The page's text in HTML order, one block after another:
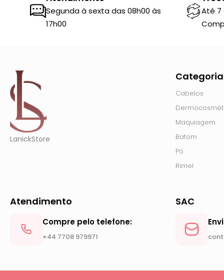
Segunda à sexta das 08h00 às
17h00
Até 7
LanickStore
Cabelos
Maquiagem
Batom
Pó
Rimel
Atendimento
Compre pelo telefone:
+44 7708 979971
SAC